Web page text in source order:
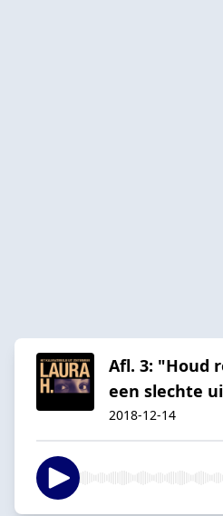
Afl. 3: "Houd
een slechte
2018-12-14